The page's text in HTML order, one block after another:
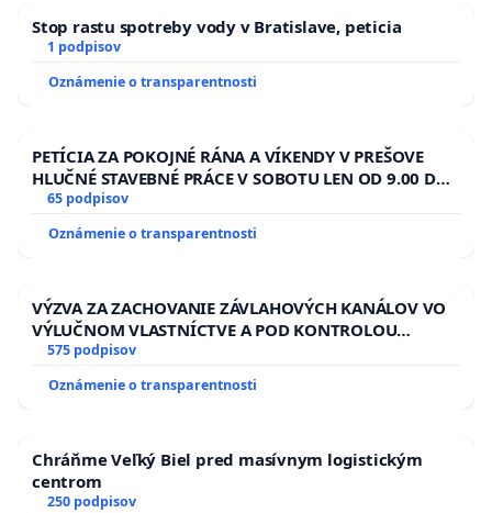
Stop rastu spotreby vody v Bratislave, peticia
1 podpisov
Oznámenie o transparentnosti
PETÍCIA ZA POKOJNÉ RÁNA A VÍKENDY V PREŠOVE
HLUČNÉ STAVEBNÉ PRÁCE V SOBOTU LEN OD 9.00 DO
13.00 HOD., CEZ PRACOVNÝ TÝŽDEŇ CIEĽ 8.00 – 18.00
HOD. A PRAVIDELNÁ KONTROLA STAVBY C-AREA NA
ĎUMBIERSKEJ/MAGU
65 podpisov
Oznámenie o transparentnosti
VÝZVA ZA ZACHOVANIE ZÁVLAHOVÝCH KANÁLOV VO
VÝLUČNOM VLASTNÍCTVE A POD KONTROLOU
SLOVENSKEJ REPUBLIKY & žiadosť na riešenie
zanedbaného stavu závlahových a odvodňovacích
kanálov na Slovensku
575 podpisov
Oznámenie o transparentnosti
Chráňme Veľký Biel pred masívnym logistickým
centrom
250 podpisov